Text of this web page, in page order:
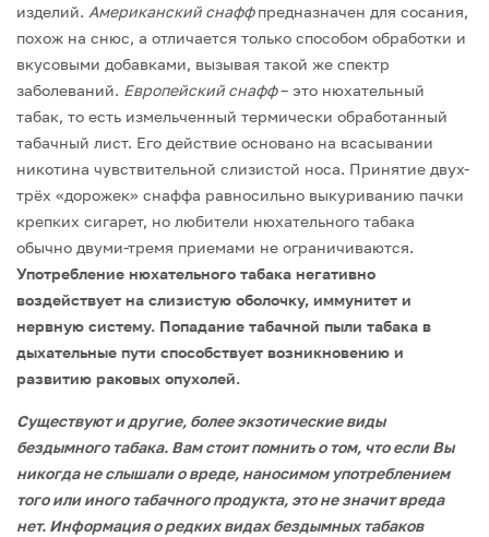
изделий. Американский снаффпредназначен для сосания,
похож на снюс, а отличается только способом обработки и
вкусовыми добавками, вызывая такой же спектр
заболеваний. Европейский снафф– это нюхательный
табак, то есть измельченный термически обработанный
табачный лист. Его действие основано на всасывании
никотина чувствительной слизистой носа. Принятие двух-
трёх «дорожек» снаффа равносильно выкуриванию пачки
крепких сигарет, но любители нюхательного табака
обычно двуми-тремя приемами не ограничиваются.
Употребление нюхательного табака негативно
воздействует на слизистую оболочку, иммунитет и
нервную систему. Попадание табачной пыли табака в
дыхательные пути способствует возникновению и
развитию раковых опухолей.
Существуют и другие, более экзотические виды
бездымного табака. Вам стоит помнить о том, что если Вы
никогда не слышали о вреде, наносимом употреблением
того или иного табачного продукта, это не значит вреда
нет. Информация о редких видах бездымных табаков